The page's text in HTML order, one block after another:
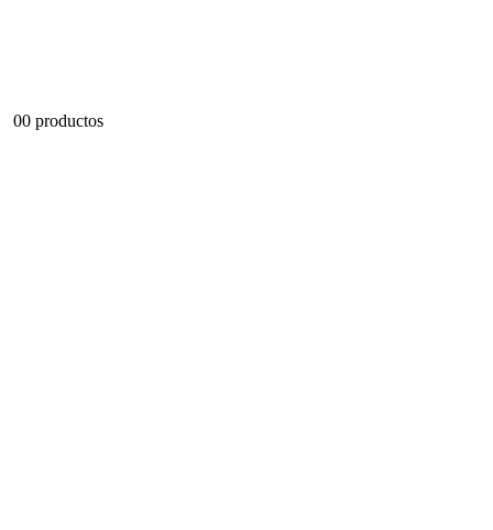
00 productos